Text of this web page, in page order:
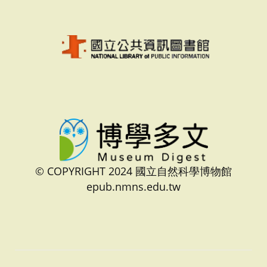
© COPYRIGHT 2024 國立自然科學博物館
epub.nmns.edu.tw